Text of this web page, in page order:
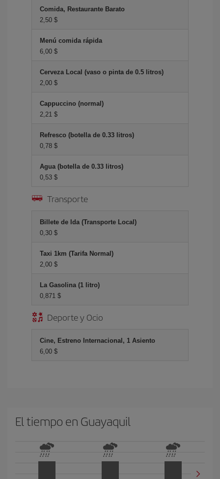
Comida, Restaurante Barato
2,50 $
Menú comida rápida
6,00 $
Cerveza Local (vaso o pinta de 0.5 litros)
2,00 $
Cappuccino (normal)
2,21 $
Refresco (botella de 0.33 litros)
0,78 $
Agua (botella de 0.33 litros)
0,53 $
Transporte
Billete de Ida (Transporte Local)
0,30 $
Taxi 1km (Tarifa Normal)
2,00 $
La Gasolina (1 litro)
0,871 $
Deporte y Ocio
Cine, Estreno Internacional, 1 Asiento
6,00 $
El tiempo en Guayaquil